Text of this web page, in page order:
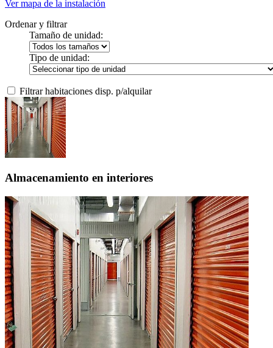
Ver mapa de la instalación
Ordenar y filtrar
Tamaño de unidad:
Tipo de unidad:
Filtrar habitaciones disp. p/alquilar
Almacenamiento en interiores